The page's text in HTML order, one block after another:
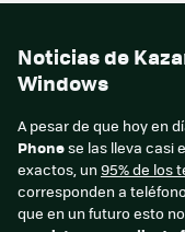
Noticias de
Windows
A pesar de que hoy en
Phonese las lleva casi
exactos, un95% de los
corresponden a
que en un futuro esto